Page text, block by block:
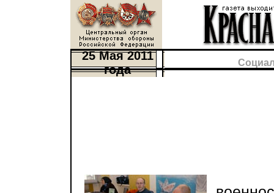
25 Мая 2011
года